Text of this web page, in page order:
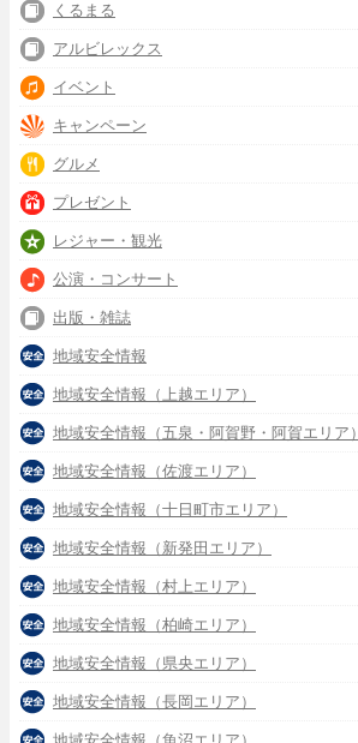
くるまる
アルビレックス
イベント
キャンペーン
グルメ
プレゼント
レジャー・観光
公演・コンサート
出版・雑誌
地域安全情報
地域安全情報（上越エリア）
地域安全情報（五泉・阿賀野・阿賀エリア）
地域安全情報（佐渡エリア）
地域安全情報（十日町市エリア）
地域安全情報（新発田エリア）
地域安全情報（村上エリア）
地域安全情報（柏崎エリア）
地域安全情報（県央エリア）
地域安全情報（長岡エリア）
地域安全情報（魚沼エリア）